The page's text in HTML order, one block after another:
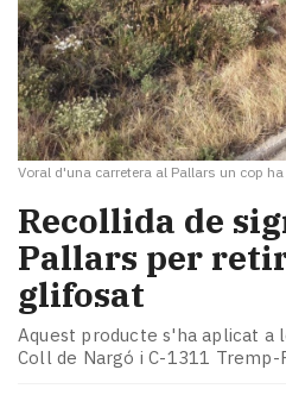
Voral d'una carretera al Pallars un cop
​Recollida de
Pallars per
glifosat
Aquest producte s'ha aplicat a
Coll de Nargó i C-1311